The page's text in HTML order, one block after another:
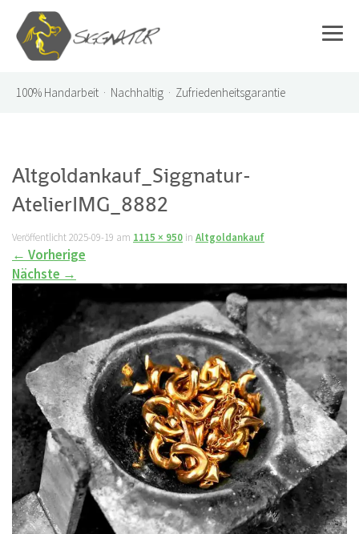
100% Handarbeit · Nachhaltig · Zufriedenheitsgarantie
Altgoldankauf_Siggnatur-
AtelierIMG_8882
Veröffentlicht2025-09-19 am 1115 × 950 in Altgoldankauf
← Vorherige
Nächste →